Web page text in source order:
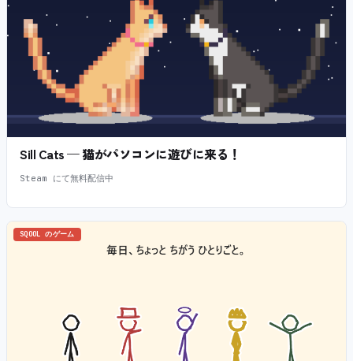
Sill Cats — 猫がパソコンに遊びに来る！
Steam にて無料配信中
SQOOL のゲーム